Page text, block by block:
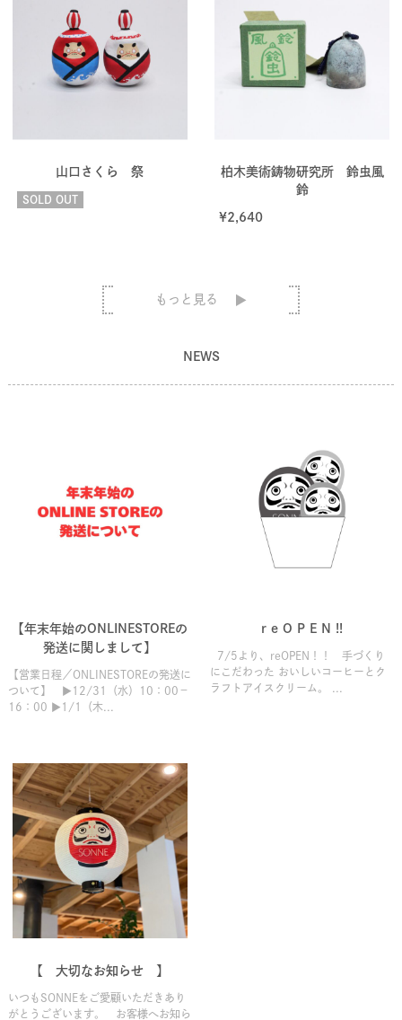
山口さくら 祭
SOLD OUT
柏木美術鋳物研究所 鈴虫風
鈴
¥2,640
もっと見る
NEWS
【年末年始のONLINESTOREの
発送に関しまして】
【営業日程／ONLINESTOREの発送に
ついて】 ▶12/31（水）10：00－
16：00 ▶1/1（木...
r e O P E N !!
7/5より、reOPEN！！ 手づくり
にこだわった おいしいコーヒーとク
ラフトアイスクリーム。 ...
【 大切なお知らせ 】
いつもSONNEをご愛顧いただきあり
がとうございます。 お客様へお知ら